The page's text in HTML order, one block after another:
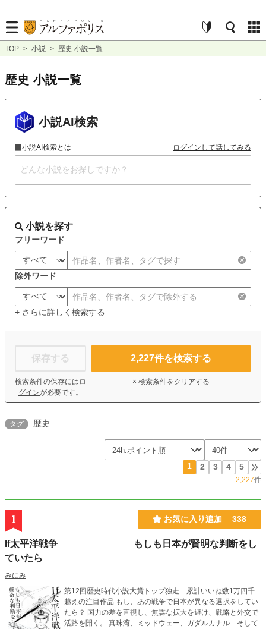
TOP > 小説 > 歴史 小説一覧
歴史 小説一覧
小説AI検索
小説AI検索とは ログインして話してみる
小説を探す
フリーワード
除外ワード
+ さらに詳しく検索する
保存する
検索条件の保存には ロ
グインが必要です。
2,227件を検索する
× 検索条件をクリアする
タグ 歴史
1 2 3 4 5
2,227件
1 お気に入り追加 338
If太平洋戦争 もしも日本が賢明な判断をし
ていたら
みにみ
第12回歴史時代小説大賞トップ独走 累計いいね数1万四千
越えの注目作品 もし、あの戦争で日本が異なる選択をしてい
たら？ 国力の差を直視し、無謀な拡大を避け、戦略と外交で
活路を開く。 真珠湾、ミッドウェー、ガダルカナル…そして